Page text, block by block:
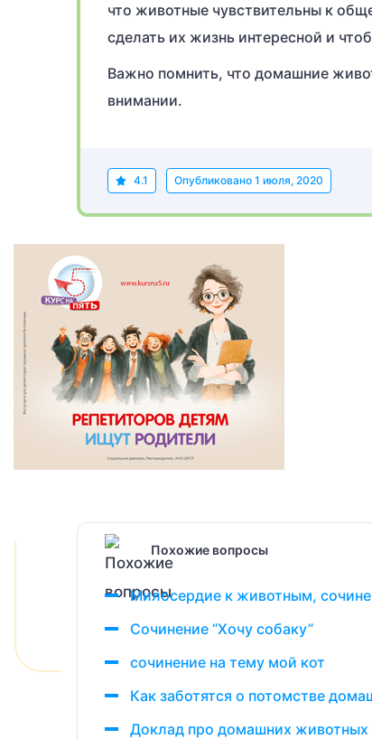
что животные чувствительны к
сделать их жизнь интересной и
Важно помнить, что домашние
внимании.
4.1 Опубликовано 1 июля, 2020
Похожие вопросы
Милосердие к животным,
Сочинение “Хочу собаку”
сочинение на тему мой кот
Как заботятся о потомстве
Доклад про домашних животных